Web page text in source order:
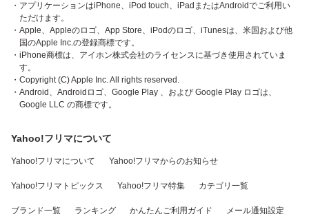
・アプリケーションはiPhone、iPod touch、iPadまたはAndroidでご利用い
ただけます。
・Apple、Appleのロゴ、App Store、iPodのロゴ、iTunesは、米国および他
国のApple Inc.の登録商標です。
・iPhone商標は、アイホン株式会社のライセンスに基づき使用されていま
す。
・Copyright (C) Apple Inc. All rights reserved.
・Android、Androidロゴ、Google Play 、および Google Play ロゴは、
Google LLC の商標です。
Yahoo!フリマについて
Yahoo!フリマについて Yahoo!フリマからのお知らせ
Yahoo!フリマトピックス Yahoo!フリマ特集 カテゴリ一覧
ブランド一覧 ランキング かんたんご利用ガイド メール通知設定